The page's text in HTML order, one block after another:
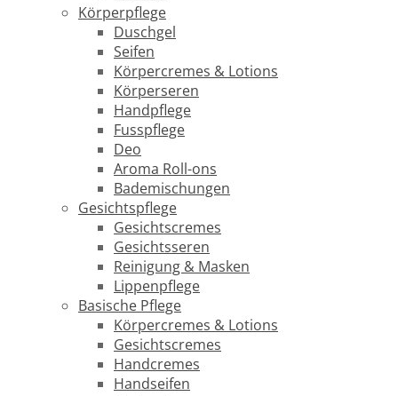
Körperpflege
Duschgel
Seifen
Körpercremes & Lotions
Körperseren
Handpflege
Fusspflege
Deo
Aroma Roll-ons
Bademischungen
Gesichtspflege
Gesichtscremes
Gesichtsseren
Reinigung & Masken
Lippenpflege
Basische Pflege
Körpercremes & Lotions
Gesichtscremes
Handcremes
Handseifen